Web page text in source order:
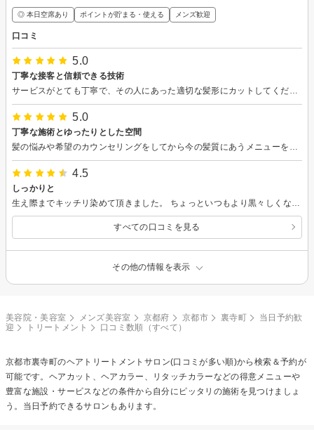
◎ 本日空席あり ポイントが貯まる・使える メンズ歓迎
口コミ
5.0
丁寧な接客と信頼できる技術
5.0
丁寧な施術とゆったりとした空間
4.5
しっかりと
すべての口コミを見る
その他の情報を表示
美容院・美容室 メンズ美容室 京都府 京都市 裏寺町
当日予約歓
迎
トリートメント 口コミ数順（すべて）
京都市裏寺町のヘアトリートメント サロン(口コミが多い順)から検索＆予約が
可能です。ヘアカット、ヘアカラー、リタッチカラーなどの得意メニューや
豊富な施設・サービスなどの条件から自分にピッタリの施術を見つけましょ
う。当日予約できるサロンもあります。